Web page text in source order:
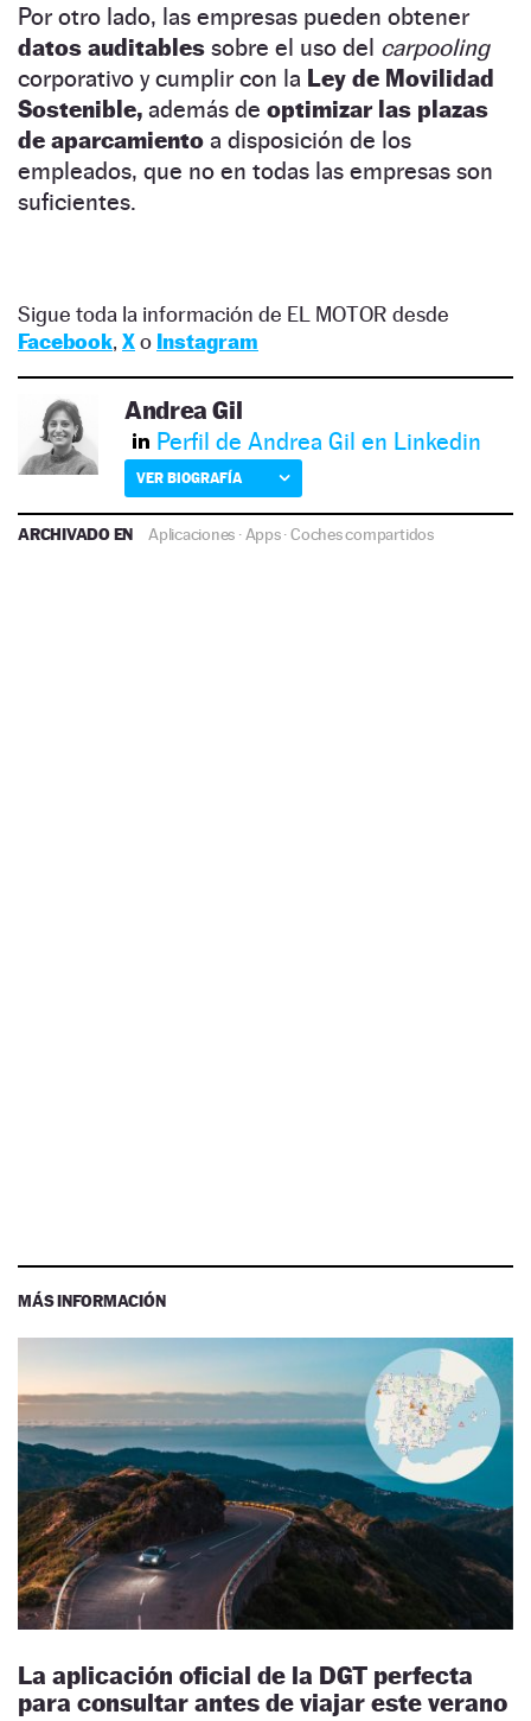
Por otro lado, las empresas pueden obtener
datos auditables sobre el uso del carpooling
corporativo y cumplir con la Ley de Movilidad
Sostenible, además de optimizar las plazas
de aparcamiento a disposición de los
empleados, que no en todas las empresas son
suficientes.
Sigue toda la información de EL MOTOR desde
Facebook, Xo Instagram
Andrea Gil
Perfil de Andrea Gil en Linkedin
VER BIOGRAFÍA
ARCHIVADO EN Aplicaciones · Apps·Coches compartidos
MÁS INFORMACIÓN
La aplicación oficial de la DGT perfecta
para consultar antes de viajar este verano